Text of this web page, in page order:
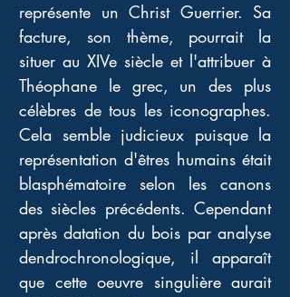
représente un Christ Guerrier. Sa
facture, son thème, pourrait la
situer au XIVe siècle et l'attribuer à
Théophane le grec, un des plus
célèbres de tous les iconographes.
Cela semble judicieux puisque la
représentation d'êtres humains était
blasphématoire selon les canons
des siècles précédents. Cependant
après datation du bois par analyse
dendrochronologique, il apparaît
que cette oeuvre singulière aurait